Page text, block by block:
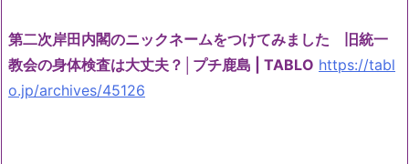
第二次岸田内閣のニックネームをつけてみました 旧統一
教会の身体検査は大丈夫？│プチ鹿島 | TABLO https://tabl
o.jp/archives/45126